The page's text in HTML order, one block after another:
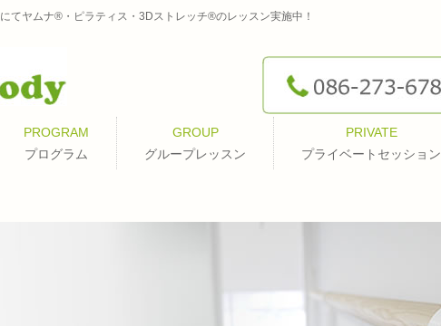
てヤムナ®・ピラティス・3Dストレッチ®のレッスン実施中！
PROGRAM
プログラム
GROUP
グループレッスン
PRIVATE
プライベートセッション